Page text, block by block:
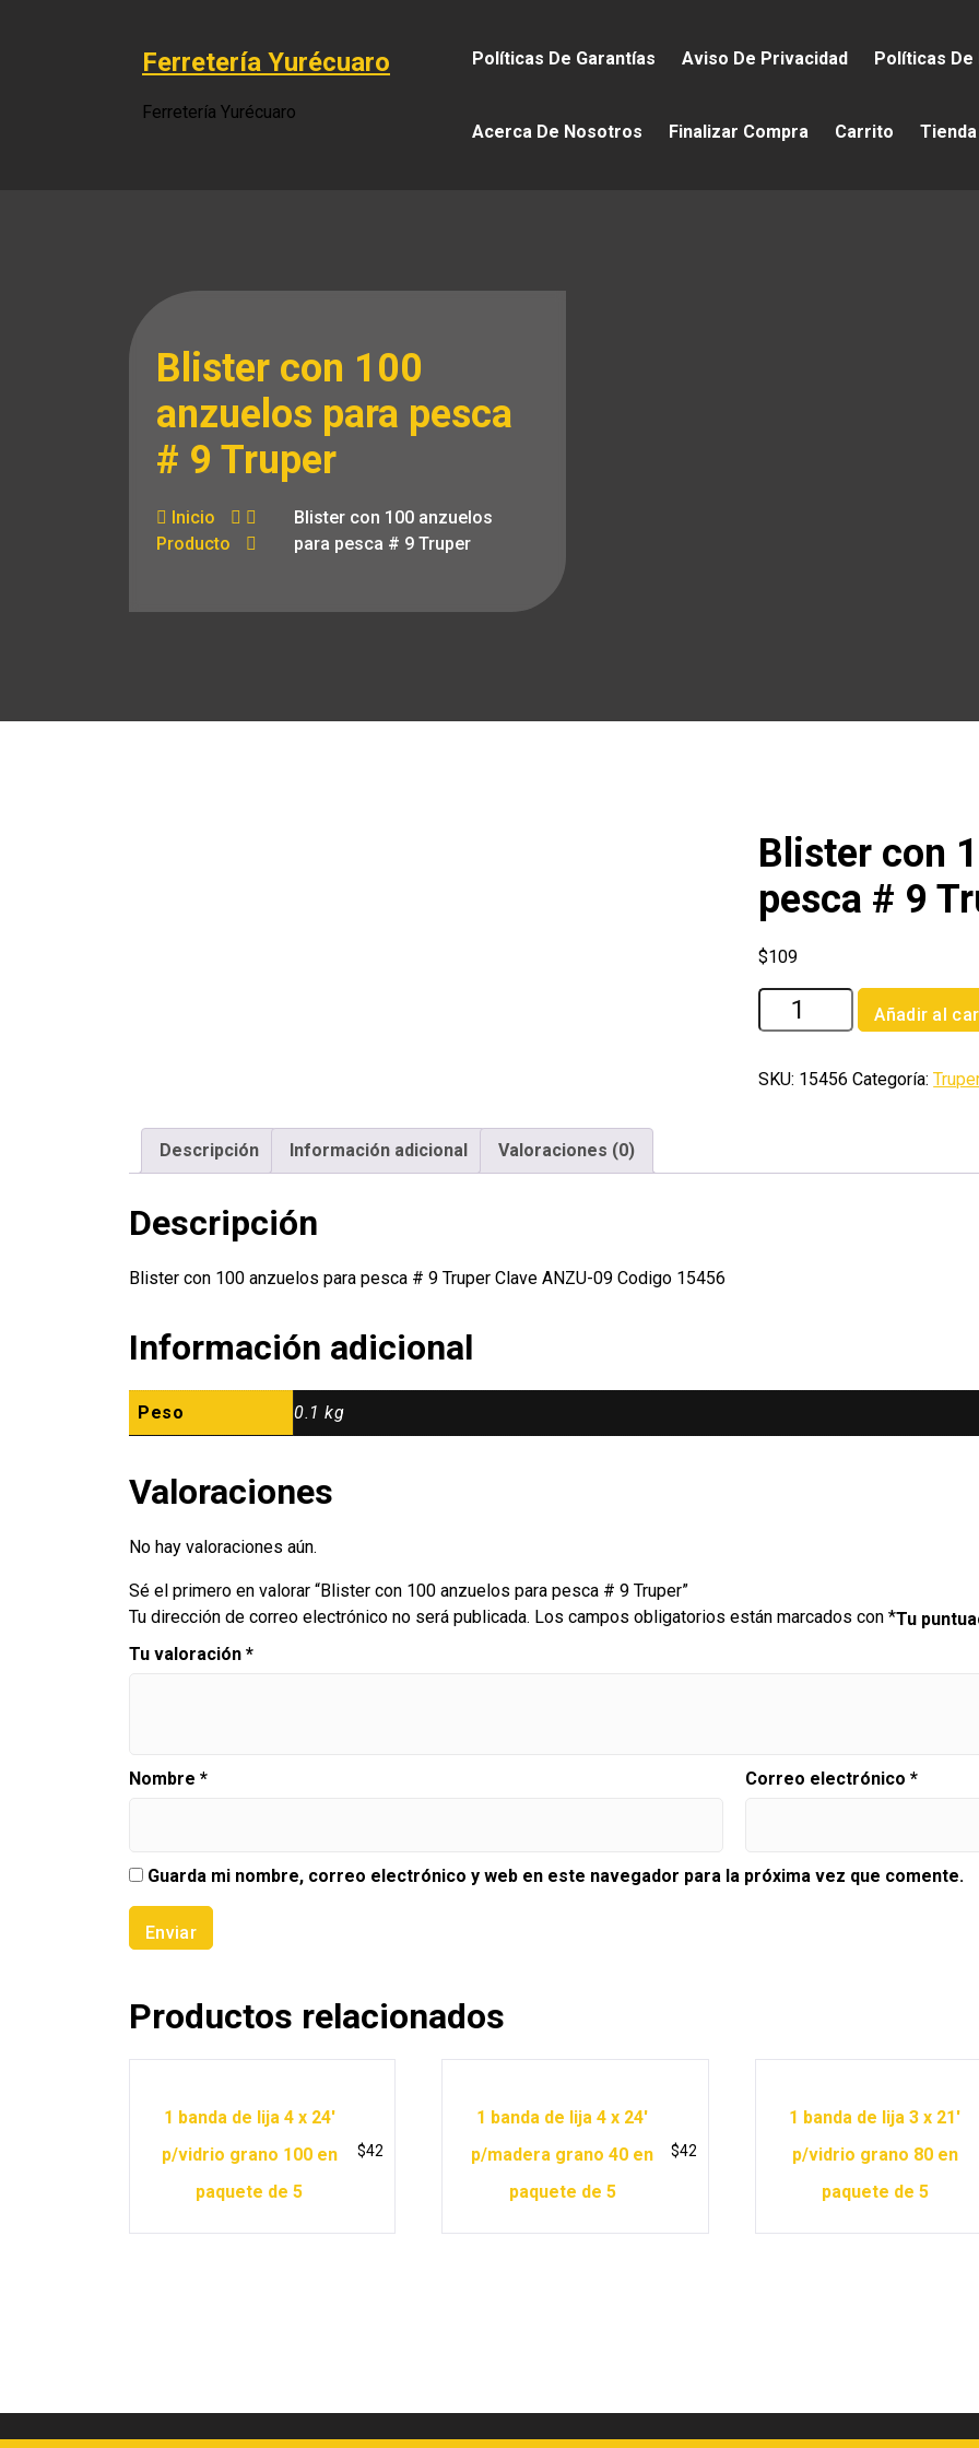
Ferretería Yurécuaro
Ferretería Yurécuaro
Políticas De Garantías Aviso De Privacidad Políticas De
Acerca De Nosotros Finalizar Compra Carrito
Blister con 100
anzuelos para pesca
# 9 Truper
Inicio
Producto
Blister con 100 anzuelos
para pesca # 9 Truper
Blister con
pesca # 9
$109
Blister
con
anzuelos
Añadir al
SKU: 15456 Categoría:
Descripción Información adicional Valoraciones (0)
Descripción
Blister con 100 anzuelos para pesca # 9 Truper Clave ANZU-09 Codigo 15456
Información adicional
Peso 0.1 kg
Valoraciones
No hay valoraciones aún.
Sé el primero en valorar “Blister con 100 anzuelos para pesca # 9 Truper”
Tu dirección de correo electrónico no será publicada. Los campos obligatorios están marcados con *Tu
Tu valoración *
Nombre * Correo electrónico *
Guarda mi nombre, correo electrónico y web en este navegador para la próxima vez que comente.
Productos relacionados
1 banda de lija 4 x 24′
p/vidrio grano 100 en
paquete de 5
$42
1 banda de lija 4 x 24′
p/madera grano 40 en
paquete de 5
$42
1 banda de lija 3 x 21′
p/vidrio grano 80 en
paquete de 5